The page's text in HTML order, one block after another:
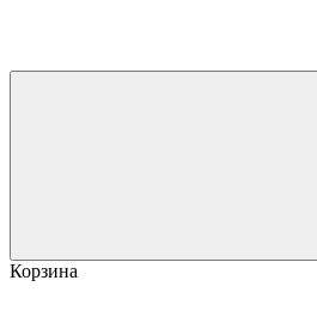
Корзина